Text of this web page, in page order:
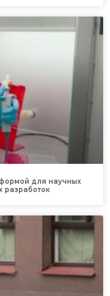
для научных
разработок